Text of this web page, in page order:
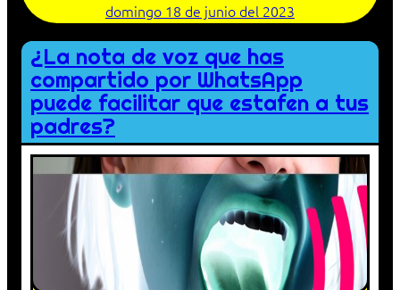
domingo 18 de junio del 2023
¿La nota de voz que has
compartido por WhatsApp
puede facilitar que estafen a tus
padres?